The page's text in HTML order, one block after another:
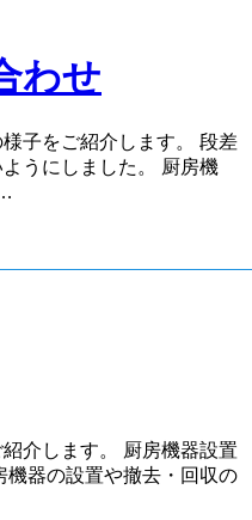
わせ
子をご紹介します。 段差
うにしました。 厨房機
介します。 厨房機器設置
機器の設置や撤去・回収の